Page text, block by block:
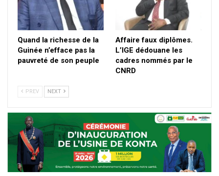
Quand la richesse de la
Guinée n’efface pas la
pauvreté de son peuple
Affaire faux diplômes.
L’IGE dédouane les
cadres nommés par le
CNRD
PREV NEXT